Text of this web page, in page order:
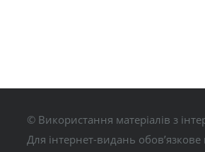
© Використання матеріалів з
Для інтернет-видань